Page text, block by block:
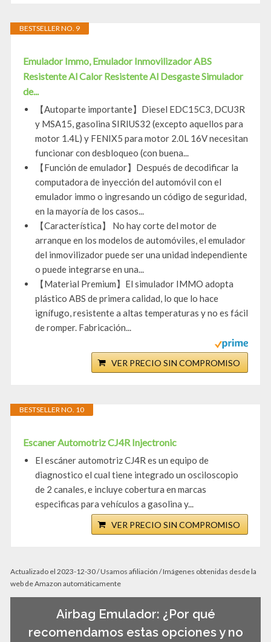
BESTSELLER NO. 9
Emulador Immo, Emulador Inmovilizador ABS
Resistente Al Calor Resistente Al Desgaste Simulador
de...
【Autoparte importante】Diesel EDC15C3, DCU3R
y MSA15, gasolina SIRIUS32 (excepto aquellos para
motor 1.4L) y FENIX5 para motor 2.0L 16V necesitan
funcionar con desbloqueo (con buena...
【Función de emulador】Después de decodificar la
computadora de inyección del automóvil con el
emulador immo o ingresando un código de seguridad,
en la mayoría de los casos...
【Característica】 No hay corte del motor de
arranque en los modelos de automóviles, el emulador
del inmovilizador puede ser una unidad independiente
o puede integrarse en una...
【Material Premium】El simulador IMMO adopta
plástico ABS de primera calidad, lo que lo hace
ignífugo, resistente a altas temperaturas y no es fácil
de romper. Fabricación...
VER PRECIO SIN COMPROMISO
BESTSELLER NO. 10
Escaner Automotriz CJ4R Injectronic
El escáner automotriz CJ4R es un equipo de
diagnostico el cual tiene integrado un osciloscopio
de 2 canales, e incluye cobertura en marcas
especificas para vehículos a gasolina y...
VER PRECIO SIN COMPROMISO
Actualizado el 2023-12-30 / Usamos afiliación / Imágenes obtenidas desde la
web de Amazon automáticamente
Airbag Emulador: ¿Por qué
recomendamos estas opciones y no